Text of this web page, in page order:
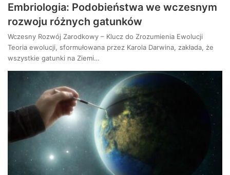
Embriologia: Podobieństwa we wczesnym
rozwoju różnych gatunków
Wczesny Rozwój Zarodkowy – Klucz do Zrozumienia Ewolucji
Teoria ewolucji, sformułowana przez Karola Darwina, zakłada, że
wszystkie gatunki na Ziemi…